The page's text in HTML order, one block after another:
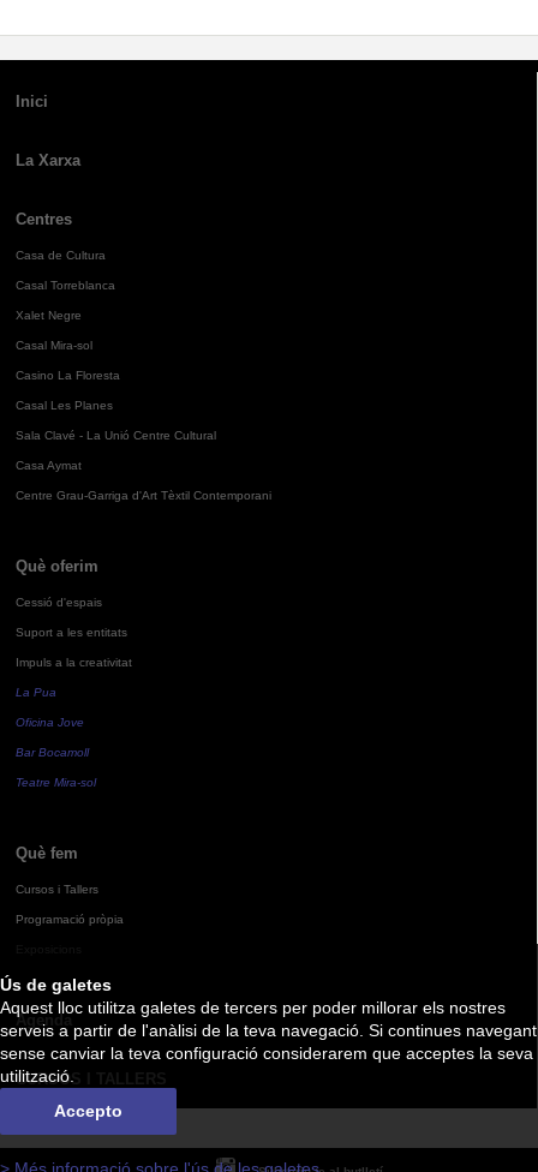
Ús de galetes
Aquest lloc utilitza galetes de tercers per poder millorar els nostres
serveis a partir de l'anàlisi de la teva navegació. Si continues navegant
sense canviar la teva configuració considerarem que acceptes la seva
utilització.
Accepto
Inici
La Xarxa
Centres
Casa de Cultura
Casal Torreblanca
Xalet Negre
Casal Mira-sol
Casino La Floresta
Casal Les Planes
Sala Clavé - La Unió Centre Cultural
Casa Aymat
Centre Grau-Garriga d'Art Tèxtil Contemporani
Què oferim
Cessió d'espais
Suport a les entitats
Impuls a la creativitat
La Pua
Oficina Jove
Bar Bocamoll
Teatre Mira-sol
Què fem
Cursos i Tallers
Programació pròpia
Agenda
CURSOS I TALLERS